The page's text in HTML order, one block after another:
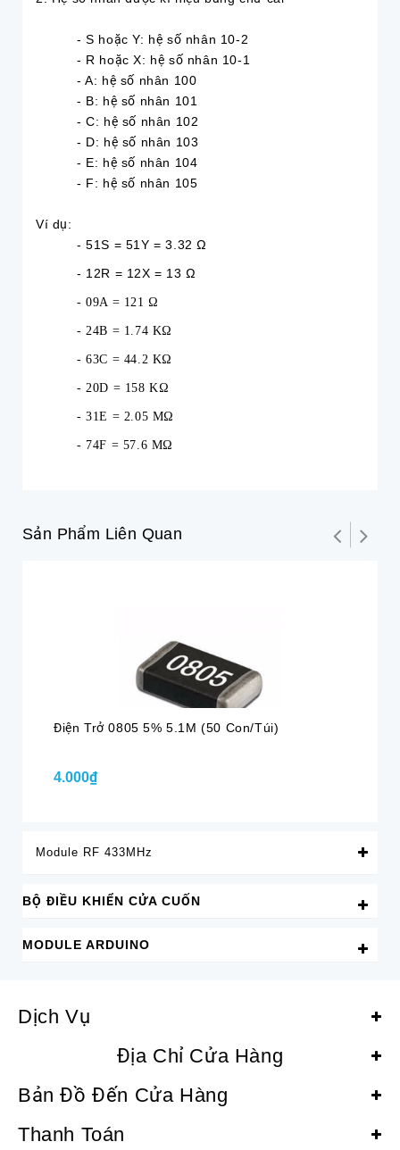
- S hoặc Y: hệ số nhân 10-2
- R hoặc X: hệ số nhân 10-1
- A: hệ số nhân 100
- B: hệ số nhân 101
- C: hệ số nhân 102
- D: hệ số nhân 103
- E: hệ số nhân 104
- F: hệ số nhân 105
Ví dụ:
- 51S = 51Y = 3.32 Ω
- 12R = 12X = 13 Ω
- 09A = 121 Ω
- 24B = 1.74 KΩ
- 63C = 44.2 KΩ
- 20D = 158 KΩ
- 31E = 2.05 MΩ
- 74F = 57.6 MΩ
Sản Phẩm Liên Quan
Điện Trở 0805 5% 5.1M (50 Con/túi)
4.000₫
Module RF 433MHz
BỘ ĐIỀU KHIỂN CỬA CUỐN
MODULE ARDUINO
Dịch Vụ
Địa Chỉ Cửa Hàng
Bản Đồ Đến Cửa Hàng
Thanh Toán